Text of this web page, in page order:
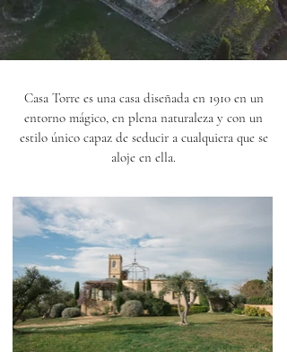
Casa Torre es una casa diseñada en 1910 en un
entorno mágico, en plena naturaleza y con un
estilo único capaz de seducir a cualquiera que se
aloje en ella.